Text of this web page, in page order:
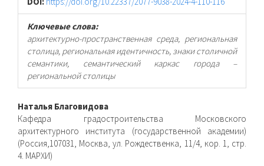
Ключевые слова:
архитектурно-пространственная среда, региональная
столица, региональная идентичность, знаки столичной
семантики, семантический каркас города –
региональной столицы
Основное
содержимое
статьи
Наталья Благовидова
Кафедра градостроительства Московского
архитектурного института (государственной академии)
(Россия,107031, Москва, ул. Рождественка, 11/4, кор. 1, стр.
4. МАРХИ)